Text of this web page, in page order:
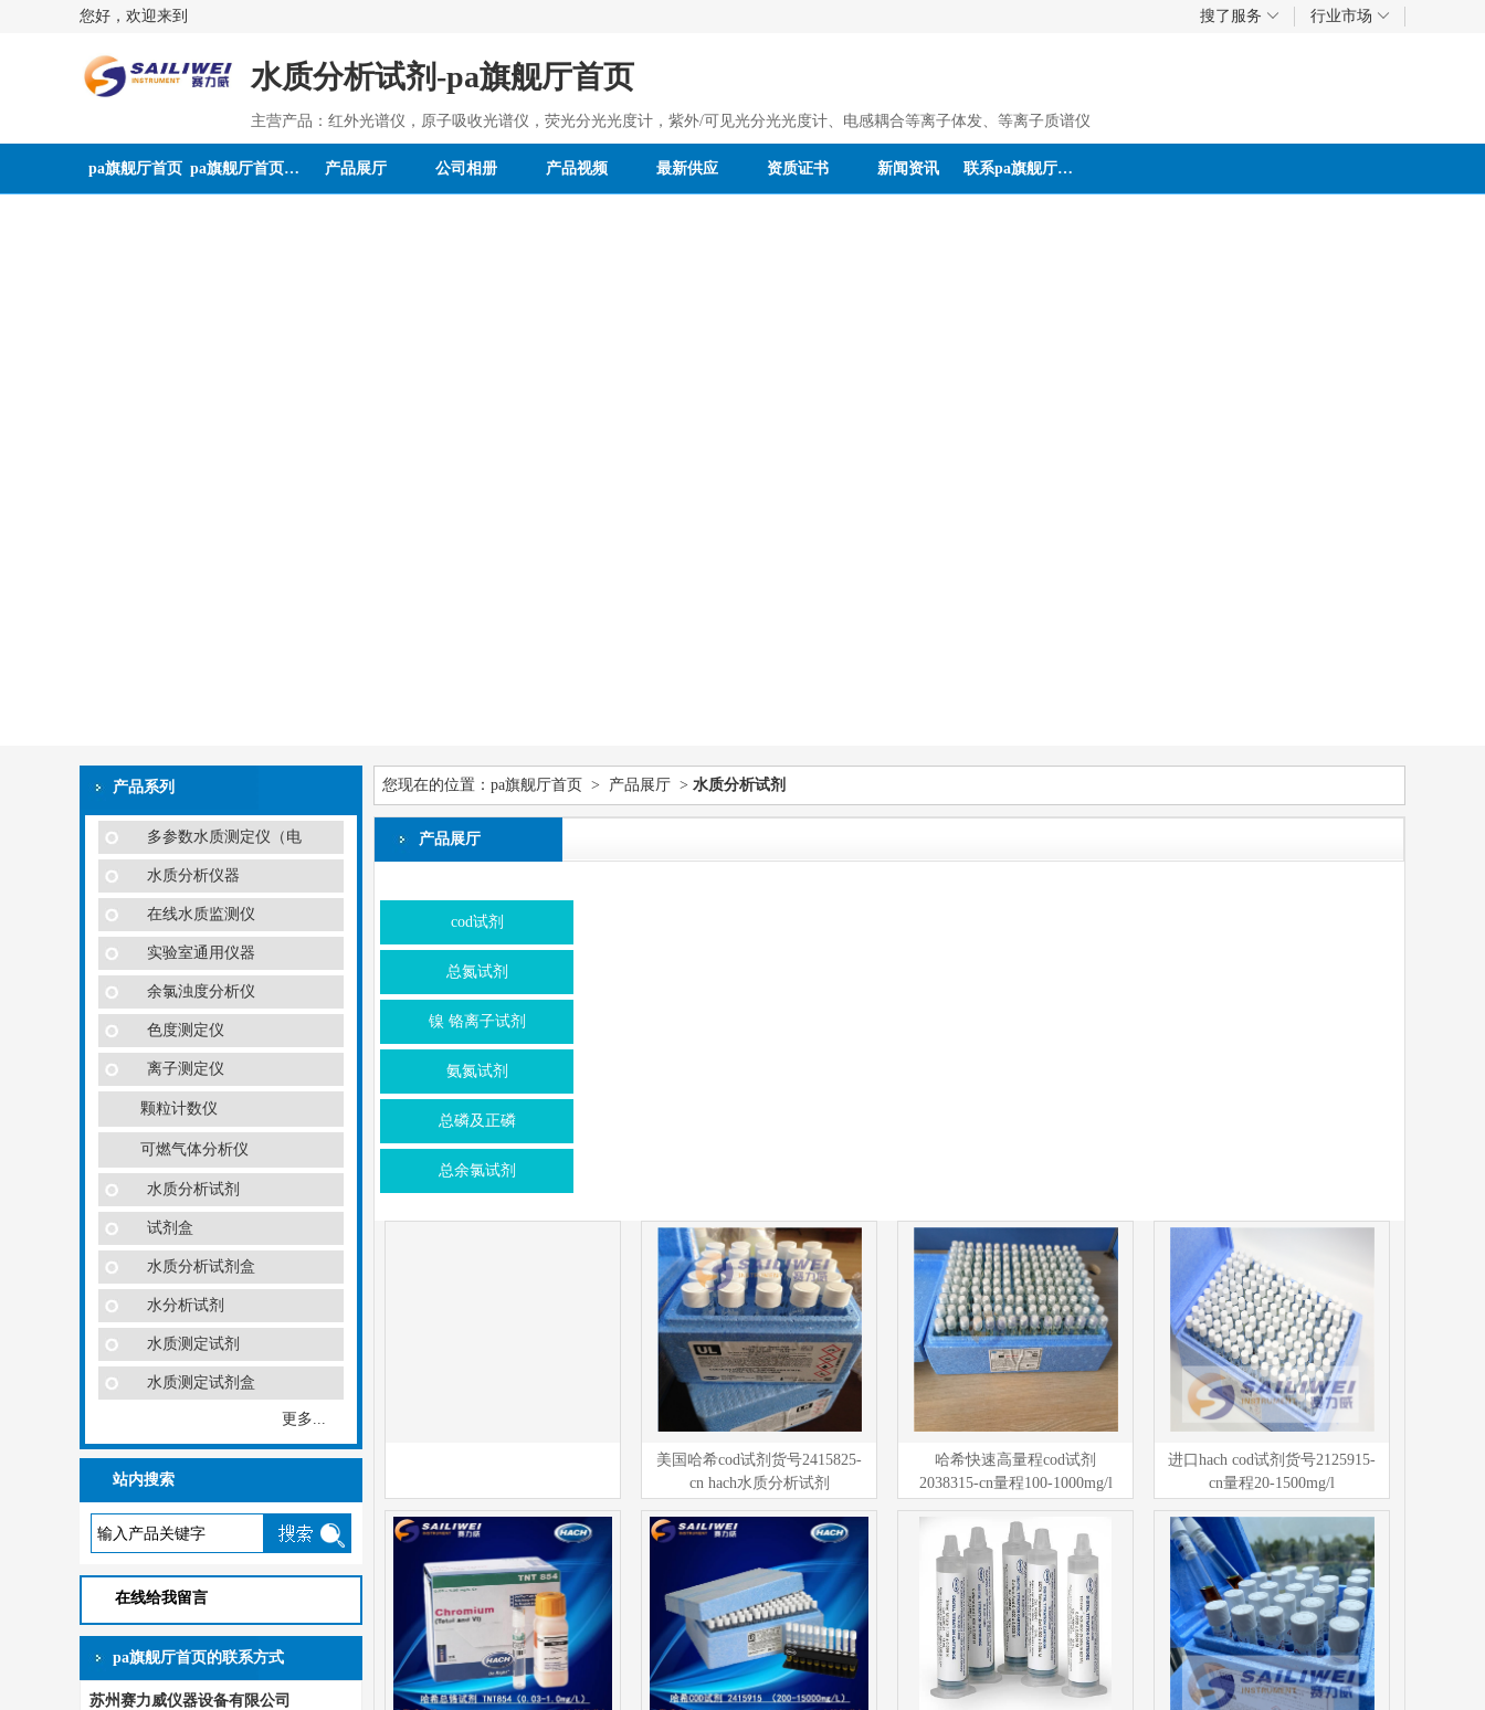
您好，欢迎来到 搜了服务 行业市场
水质分析试剂-pa旗舰厅首页
主营产品：红外光谱仪，原子吸收光谱仪，荧光分光光度计，紫外/可见光分光光度计、电感耦合等离子体发、等离子质谱仪
pa旗舰厅首页 pa旗舰厅首页的介绍 产品展厅 公司相册 产品视频 最新供应 资质证书 新闻资讯 联系pa旗舰厅首页
您现在的位置： pa旗舰厅首页 > 产品展厅 > 水质分析试剂
产品展厅
cod试剂
总氮试剂
镍 铬离子试剂
氨氮试剂
总磷及正磷
总余氯试剂
美国哈希cod试剂货号2415825-
cn hach水质分析试剂
哈希快速高量程cod试剂
2038315-cn量程100-1000mg/l
进口hach cod试剂货号2125915-
cn量程20-1500mg/l
产品系列
多参数水质测定仪（电
水质分析仪器
在线水质监测仪
实验室通用仪器
余氯浊度分析仪
色度测定仪
离子测定仪
颗粒计数仪
可燃气体分析仪
水质分析试剂
试剂盒
水质分析试剂盒
水分析试剂
水质测定试剂
水质测定试剂盒
更多...
站内搜索
在线给我留言
pa旗舰厅首页的联系方式
苏州赛力威仪器设备有限公司